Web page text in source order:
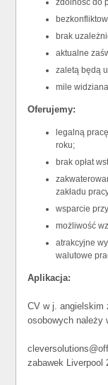
zdolność do
brak
aktualne
zaletą będą
mile
Oferujemy:
legalną
roku;
brak opłat
zakładu
wsparcie
możliwość
atrakcyjne
walutowe
Aplikacja:
CV w j. angielskim
osobowych należy
zabawek Liverpool